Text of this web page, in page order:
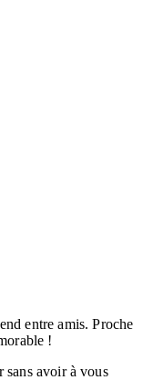
entre amis. Proche
!
sans avoir à vous